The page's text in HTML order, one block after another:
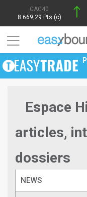
CAC40
8 669,29 Pts (c)
Espace
articles,
dossiers
NEWS